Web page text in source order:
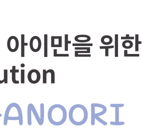
이만을 위한